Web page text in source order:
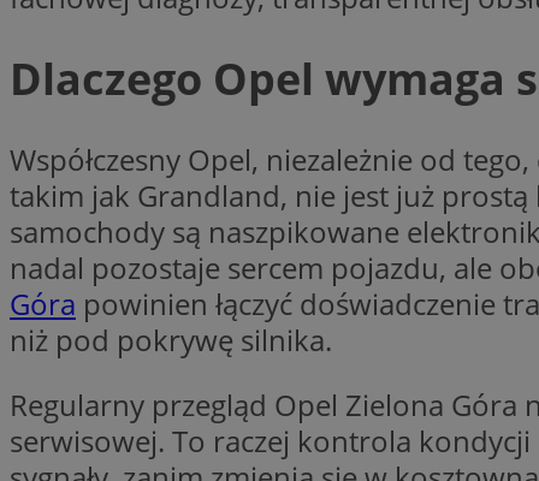
Dlaczego Opel
Współczesny Opel, niezależnie od
takim jak Grandland, nie jest już prostą
samochody są naszpikowane
nadal pozostaje sercem pojazdu, ale
Góra powinien łączyć doświadczenie
niż pod pokrywę silnika.
Regularny przegląd Opel Zielona
serwisowej. To raczej kontrola
__eoi
_clsk
OAID
__gads
ANONCHK